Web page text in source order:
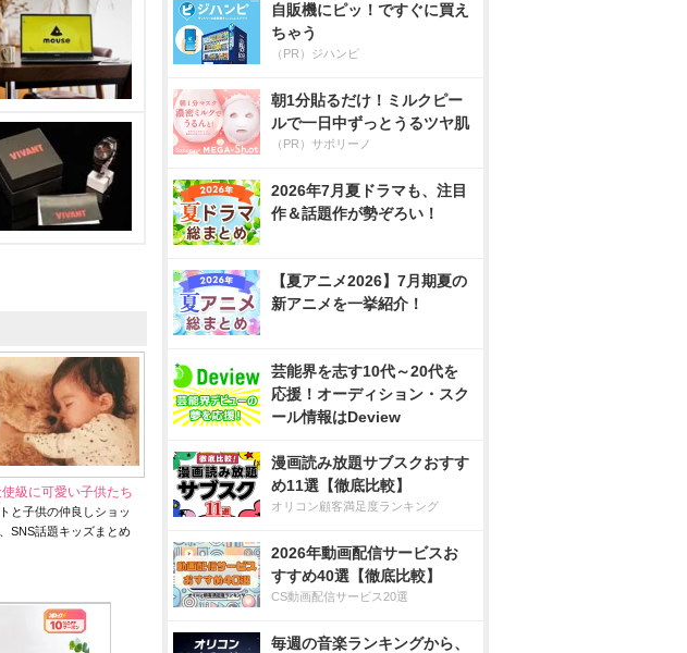
使級に可愛い子供たち
と子供の仲良しショッ
、SNS話題キッズまとめ
自販機にピッ！ですぐに買え
ちゃう
（PR）ジハンピ
朝1分貼るだけ！ミルクピー
ルで一日中ずっとうるツヤ肌
（PR）サボリーノ
2026年7月夏ドラマも、注目
作＆話題作が勢ぞろい！
【夏アニメ2026】7月期夏の
新アニメを一挙紹介！
芸能界を志す10代～20代を
応援！オーディション・スク
ール情報はDeview
漫画読み放題サブスクおすす
め11選【徹底比較】
オリコン顧客満足度ランキング
2026年動画配信サービスお
すすめ40選【徹底比較】
CS動画配信サービス20選
毎週の音楽ランキングから、